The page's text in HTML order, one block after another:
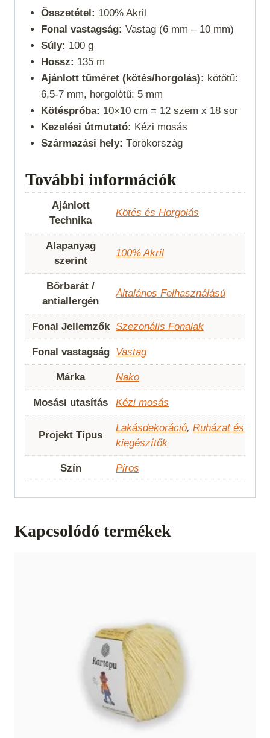
Összetétel: 100% Akril
Fonal vastagság: Vastag (6 mm – 10 mm)
Súly: 100 g
Hossz: 135 m
Ajánlott tűméret (kötés/horgolás): kötőtű:
6,5-7 mm, horgolótű: 5 mm
Kötéspróba: 10×10 cm = 12 szem x 18 sor
Kezelési útmutató: Kézi mosás
Származási hely: Törökország
További információk
Ajánlott
Technika
Kötés és Horgolás
Alapanyag
szerint
100% Akril
Bőrbarát /
antiallergén
Általános Felhasználású
Fonal Jellemzők Szezonális Fonalak
Fonal vastagság Vastag
Márka Nako
Mosási utasítás Kézi mosás
Projekt Típus
Lakásdekoráció, Ruházat és
kiegészítők
Szín Piros
Kapcsolódó termékek